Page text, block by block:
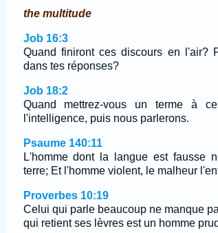
the multitude
Job 16:3
Quand finiront ces discours en l'air?
dans tes réponses?
Job 18:2
Quand mettrez-vous un terme à
l'intelligence, puis nous parlerons.
Psaume 140:11
L'homme dont la langue est fausse
terre; Et l'homme violent, le malheur
Proverbes 10:19
Celui qui parle beaucoup ne manque
qui retient ses lèvres est un homme